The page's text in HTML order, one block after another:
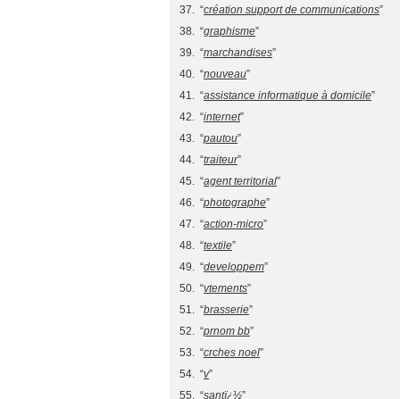
37. “création support de communications”
38. “graphisme”
39. “marchandises”
40. “nouveau”
41. “assistance informatique à domicile”
42. “internet”
43. “pautou”
44. “traiteur”
45. “agent territorial”
46. “photographe”
47. “action-micro”
48. “textile”
49. “developpem”
50. “vtements”
51. “brasserie”
52. “prnom bb”
53. “crches noel”
54. “v”
55. “santï¿½”